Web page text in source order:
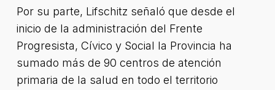
Por su parte, Lifschitz señaló que desde el
inicio de la administración del Frente
Progresista, Cívico y Social la Provincia ha
sumado más de 90 centros de atención
primaria de la salud en todo el territorio